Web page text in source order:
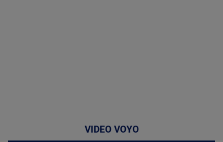
VIDEO VOYO